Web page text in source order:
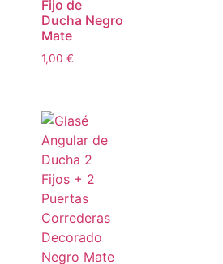
Fijo de
Ducha Negro
Mate
1,00 €